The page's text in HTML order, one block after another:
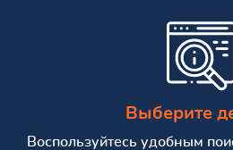
Выберите
Воспользуйтесь удобным